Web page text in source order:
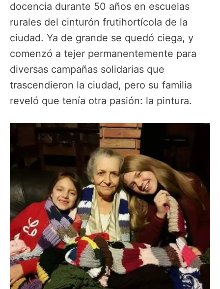
docencia durante 50 años en escuelas
rurales del cinturón frutihortícola de la
ciudad. Ya de grande se quedó ciega, y
comenzó a tejer permanentemente para
diversas campañas solidarias que
trascendieron la ciudad, pero su familia
reveló que tenía otra pasión: la pintura.